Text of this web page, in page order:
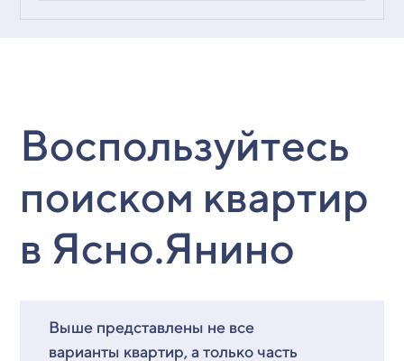
Воспользуйтесь
поиском квартир
в Ясно.Янино
Выше представлены не все
варианты квартир, а только часть